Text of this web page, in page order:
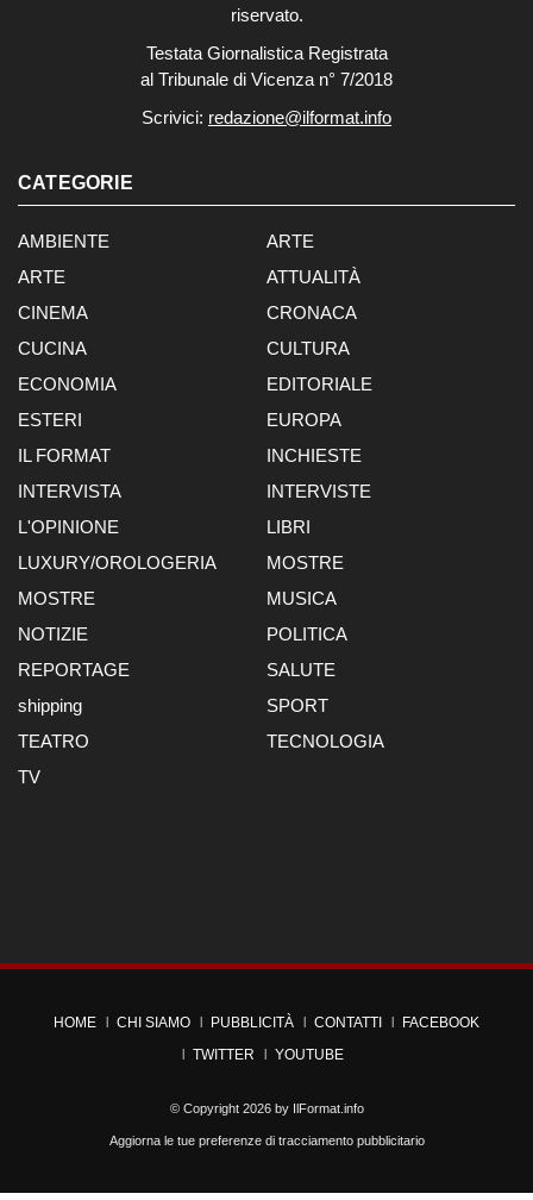
riservato.
Testata Giornalistica Registrata
al Tribunale di Vicenza n° 7/2018
Scrivici: redazione@ilformat.info
CATEGORIE
AMBIENTE
ARTE
ARTE
ATTUALITÀ
CINEMA
CRONACA
CUCINA
CULTURA
ECONOMIA
EDITORIALE
ESTERI
EUROPA
IL FORMAT
INCHIESTE
INTERVISTA
INTERVISTE
L'OPINIONE
LIBRI
LUXURY/OROLOGERIA
MOSTRE
MOSTRE
MUSICA
NOTIZIE
POLITICA
REPORTAGE
SALUTE
shipping
SPORT
TEATRO
TECNOLOGIA
TV
HOME CHI SIAMO PUBBLICITÀ CONTATTI
FACEBOOK
TWITTER
YOUTUBE
© Copyright 2026 by IlFormat.info
Aggiorna le tue preferenze di tracciamento pubblicitario